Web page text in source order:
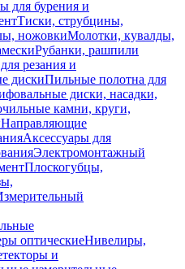
для бурения и
Тиски, струбцины,
ножовкиМолотки, кувалды,
Рубанки, рашпили
резания и
дискиПильные полотна для
диски, насадки,
камни, круги,
Направляющие
Аксессуары для
Электромонтажный
Плоскогубцы,
оптическиеНивелиры,
и